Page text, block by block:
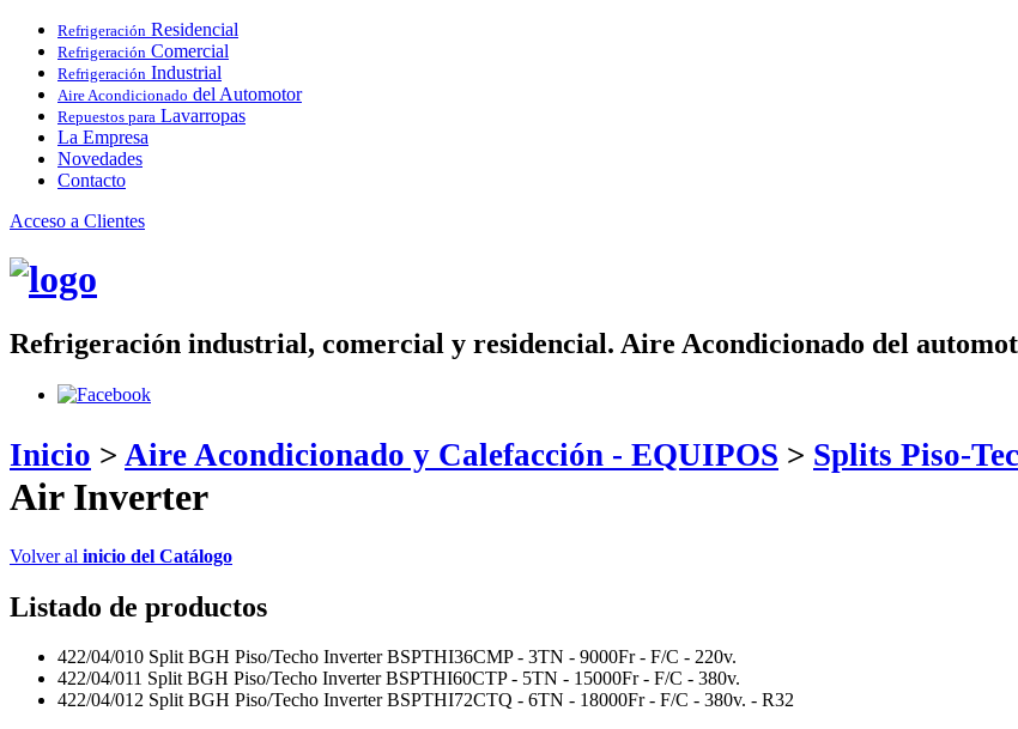
Refrigeración Residencial
Refrigeración Comercial
Refrigeración Industrial
Aire Acondicionado del Automotor
Repuestos para Lavarropas
La Empresa
Novedades
Contacto
Acceso a Clientes
Refrigeración industrial, comercial y residencial. Aire Acondicionado del
Inicio > Aire Acondicionado y Calefacción - EQUIPOS > Splits Piso-
Air Inverter
Volver al inicio del Catálogo
Listado de productos
422/04/010 Split BGH Piso/Techo Inverter BSPTHI36CMP - 3TN - 9000Fr - F/C - 220v.
422/04/011 Split BGH Piso/Techo Inverter BSPTHI60CTP - 5TN - 15000Fr - F/C - 380v.
422/04/012 Split BGH Piso/Techo Inverter BSPTHI72CTQ - 6TN - 18000Fr - F/C - 380v. - R32